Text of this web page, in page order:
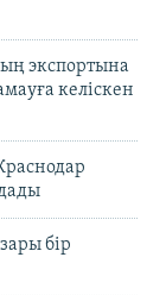
экспортына
келіскен
бір